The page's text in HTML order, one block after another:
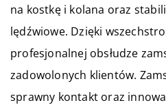
na kostkę i kolana oraz
lędźwiowe. Dzięki
profesjonalnej obsłudze
zadowolonych klientów.
sprawny kontakt oraz